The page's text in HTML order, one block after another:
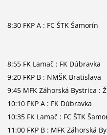
8:30 FKP A : FC ŠTK Šamorín
8:55 FK Lamač : FK Dúbravka
9:20 FKP B : NMŠK Bratislava
9:45 MFK Záhorská Bystrica :
10:10 FKP A : FK Dúbravka
10:35 FK Lamač : FC ŠTK
11:00 FKP B : MFK Záhorská